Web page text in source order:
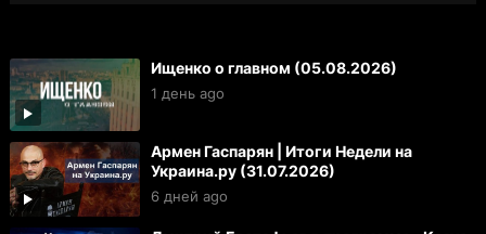
Ищенко о главном (05.08.2026)
1 день ago
Армен Гаспарян | Итоги Недели на
Украина.ру (31.07.2026)
6 дней ago